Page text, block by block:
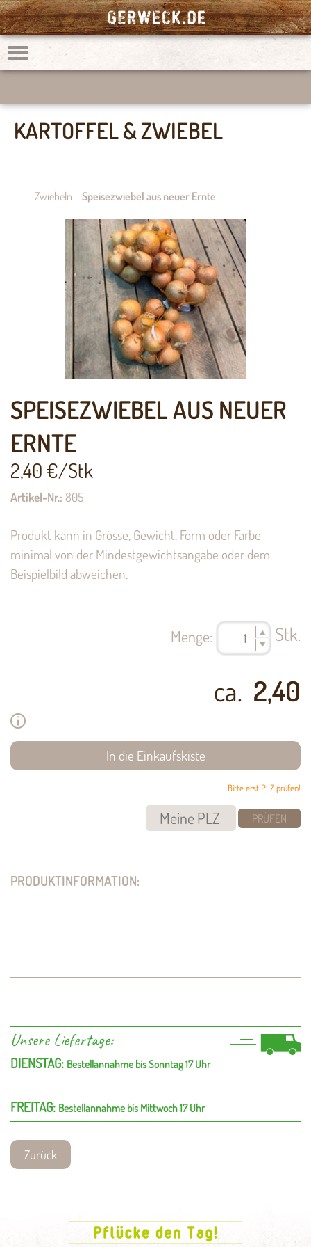
KARTOFFEL & ZWIEBEL
Zwiebeln Speisezwiebel aus neuer Ernte
SPEISEZWIEBEL AUS NEUER
ERNTE
2,40 €/Stk
Artikel-Nr.: 805
Produkt kann in Grösse, Gewicht, Form oder Farbe
minimal von der Mindestgewichtsangabe oder dem
Beispielbild abweichen.
Menge: Stk.
ca. 2,40
Bitte erst PLZ prüfen!
PRÜFEN
PRODUKTINFORMATION:
Unsere Liefertage:
DIENSTAG: Bestellannahme bis Sonntag 17 Uhr
FREITAG: Bestellannahme bis Mittwoch 17 Uhr
Zurück